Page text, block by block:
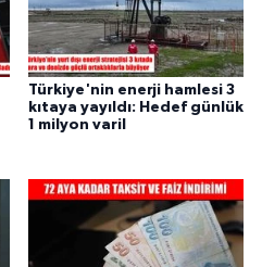
Türkiye'nin enerji hamlesi 3
kıtaya yayıldı: Hedef günlük
1 milyon varil